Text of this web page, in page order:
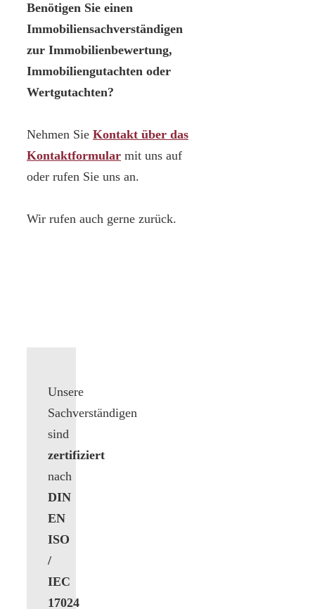
Benötigen Sie einen
Immobiliensachverständigen
zur Immobilienbewertung,
Immobiliengutachten oder
Wertgutachten?
Nehmen Sie Kontakt über das
Kontaktformular mit uns auf
oder rufen Sie uns an.
Wir rufen auch gerne zurück.
Unsere
Sachverständigen
sind
zertifiziert
nach
DIN
EN
ISO
/
IEC
17024